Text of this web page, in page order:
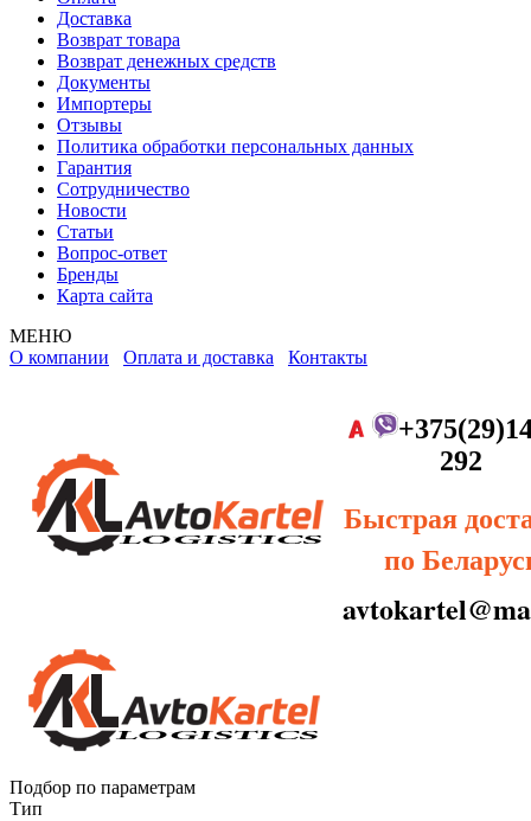
Доставка
Возврат товара
Возврат денежных средств
Документы
Импортеры
Отзывы
Политика обработки персональных данных
Гарантия
Сотрудничество
Новости
Статьи
Вопрос-ответ
Бренды
Карта сайта
МЕНЮ
О компании Оплата и доставка Контакты
292
Быстрая
по
Подбор по параметрам
Тип